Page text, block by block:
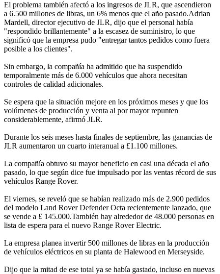
El problema también afectó a los ingresos de JLR, que ascendieron
a 6.500 millones de libras, un 6% menos que el año pasado.Adrian
Mardell, director ejecutivo de JLR, dijo que el personal había
"respondido brillantemente" a la escasez de suministro, lo que
significó que la empresa pudo "entregar tantos pedidos como fuera
posible a los clientes".
Sin embargo, la compañía ha admitido que ha suspendido
temporalmente más de 6.000 vehículos que ahora necesitan
controles de calidad adicionales.
Se espera que la situación mejore en los próximos meses y que los
volúmenes de producción y venta al por mayor repunten
considerablemente, afirmó JLR.
Durante los seis meses hasta finales de septiembre, las ganancias de
JLR aumentaron un cuarto interanual a £1.100 millones.
La compañía obtuvo su mayor beneficio en casi una década el año
pasado, lo que según dice fue impulsado por las ventas récord de sus
vehículos Range Rover.
El viernes, se reveló que se habían realizado más de 2.900 pedidos
del modelo Land Rover Defender Octa recientemente lanzado, que
se vende a £ 145.000.También hay alrededor de 48.000 personas en
lista de espera para el nuevo Range Rover Electric.
La empresa planea invertir 500 millones de libras en la producción
de vehículos eléctricos en su planta de Halewood en Merseyside.
Dijo que la mitad de ese total ya se había gastado, incluso en nuevas